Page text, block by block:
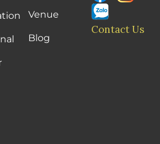
Venue
Blog
Contact Us